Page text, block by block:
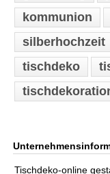
kommunion
silberhochzeit
tischdeko
Tischdeko-online